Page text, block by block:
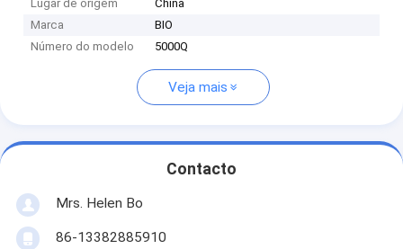
Lugar de origem
China
Marca
BIO
Número do modelo
5000Q
Veja mais
Contacto
Mrs. Helen Bo
86-13382885910